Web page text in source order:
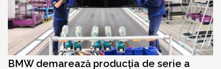
BMW demarează producția de serie a